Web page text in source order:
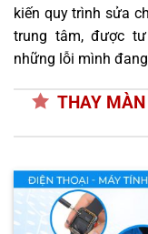
kiến quy trình sửa
trung tâm, được
những lỗi mình
THAY